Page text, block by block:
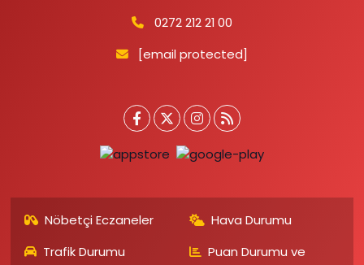
0272 212 21 00
[email protected]
Nöbetçi Eczaneler
Hava Durumu
Trafik Durumu
Puan Durumu ve